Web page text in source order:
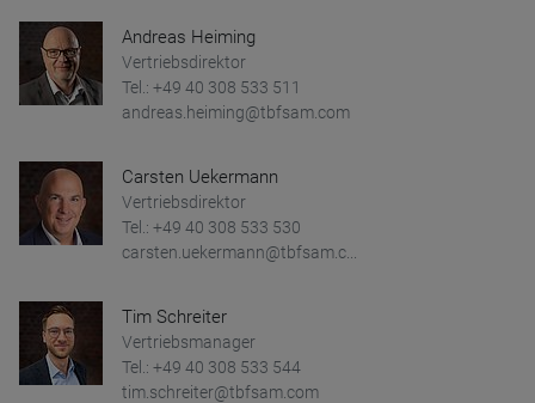
Andreas Heiming
Vertriebsdirektor
Tel.: +49 40 308 533 511
andreas.heiming@tbfsam.com
Carsten Uekermann
Vertriebsdirektor
Tel.: +49 40 308 533 530
carsten.uekermann@tbfsam.c...
Tim Schreiter
Vertriebsmanager
Tel.: +49 40 308 533 544
tim.schreiter@tbfsam.com